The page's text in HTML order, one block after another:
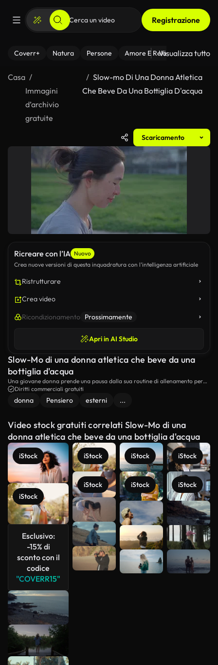
Registrazione
Coverr+ Natura Persone Amore E Relazioni Il
Visualizza tutto
Casa
Immagini
d’archivio
gratuite
Slow-mo Di Una Donna Atletica
Che Beve Da Una Bottiglia D'acqua
Scaricamento
Ricreare con l’IA Nuovo
Crea nuove versioni di questa inquadratura con l’intelligenza artificiale
Ristrutturare
Crea video
Ricondizionamento Prossimamente
Apri in AI Studio
Slow-Mo di una donna atletica che beve da una
bottiglia d'acqua
Una giovane donna prende una pausa dalla sua routine di allenamento per
bere dalla sua bottiglia d'acqua. sta in piedi nel parco, con un prato verde e
un edificio dietro di lei.
Diritti commerciali gratuiti
donna Pensiero esterni ...
Video stock gratuiti correlati Slow-Mo di una
donna atletica che beve da una bottiglia d'acqua
iStock
iStock
Esclusivo:
-15% di
sconto con il
codice
"COVERR15"
iStock
iStock
iStock
iStock
iStock
iStock
Scopri di
più